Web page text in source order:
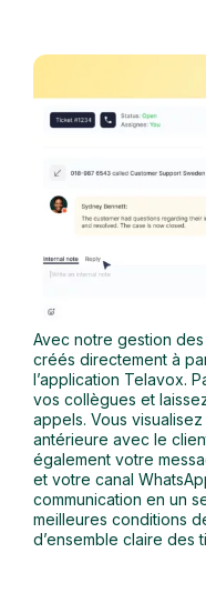
Avec notre gestion
créés directement à
l’application Telavox.
vos collègues et
appels. Vous
antérieure avec le
également votre
et votre canal
communication en un
meilleures conditions
d’ensemble claire des